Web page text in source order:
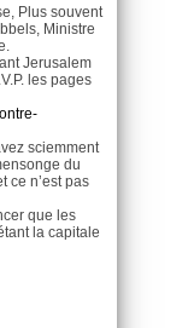
Plus souvent
Ministre
Jerusalem
les pages
sciemment
du
ce n’est pas
que les
la capitale